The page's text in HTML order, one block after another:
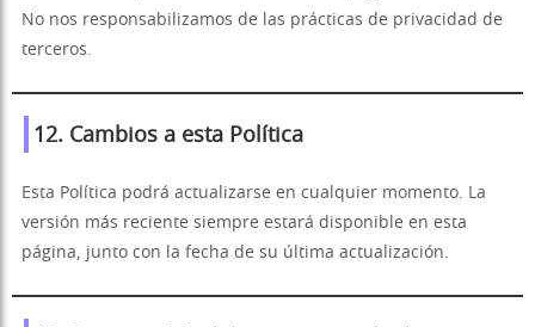
No nos responsabilizamos de las prácticas de privacidad de
terceros.
12. Cambios a esta Política
Esta Política podrá actualizarse en cualquier momento. La
versión más reciente siempre estará disponible en esta
página, junto con la fecha de su última actualización.